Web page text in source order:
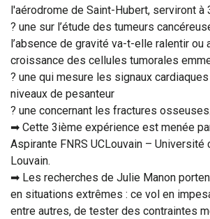
l'aérodrome de Saint-Hubert, serviront à
? une sur l’étude des tumeurs
l’absence de gravité va-t-elle ralentir ou
croissance des cellules tumorales
? une qui mesure les signaux
niveaux de pesanteur
? une concernant les fractures osseuses.
➡ Cette 3ième expérience est menée
Aspirante FNRS UCLouvain – Université
Louvain.
➡ Les recherches de Julie Manon
en situations extrêmes : ce vol en
entre autres, de tester des contraintes